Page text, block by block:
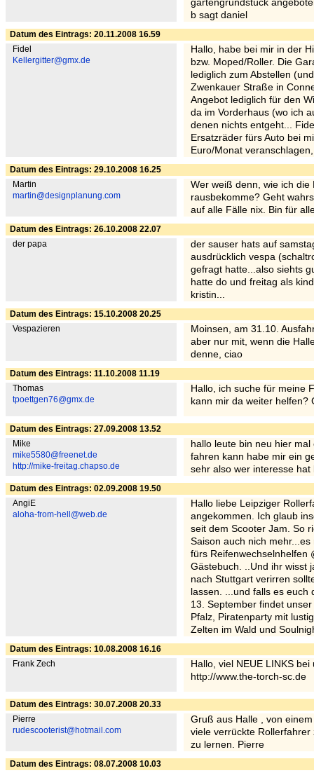
gartengrundstück
b sagt daniel
Datum des Eintrags: 20.11.2008 16.59
Fidel
Kellergitter@gmx.de
Hallo, habe bei mir in der
bzw. Moped/Roller. Die
lediglich zum Abstellen
Zwenkauer Straße in
Angebot lediglich für den
da im Vorderhaus (wo ich
denen nichts entgeht...
Ersatzräder fürs Auto bei
Euro/Monat
Datum des Eintrags: 29.10.2008 16.25
Martin
martin@designplanung.com
Wer weiß denn, wie ich
rausbekomme? Geht
auf alle Fälle nix. Bin für
Datum des Eintrags: 26.10.2008 22.07
der papa
der sauser hats auf
ausdrücklich vespa
gefragt hatte...also siehts
hatte do und freitag als
kristin...
Datum des Eintrags: 15.10.2008 20.25
Vespazieren
Moinsen, am 31.10.
aber nur mit, wenn die
denne, ciao
Datum des Eintrags: 11.10.2008 11.19
Thomas
tpoettgen76@gmx.de
Hallo, ich suche für meine
kann mir da weiter helfen?
Datum des Eintrags: 27.09.2008 13.52
Mike
mike5580@freenet.de
http://mike-freitag.chapso.de
hallo leute bin neu hier
fahren kann habe mir ein
sehr also wer interesse hat
Datum des Eintrags: 02.09.2008 19.50
AngiE
aloha-from-hell@web.de
Hallo liebe Leipziger
angekommen. Ich glaub
seit dem Scooter Jam. So
Saison auch nich
fürs Reifenwechselnhelfen
Gästebuch. ..Und ihr wisst
nach Stuttgart verirren
lassen. ...und falls es
13. September findet
Pfalz, Piratenparty mit
Zelten im Wald und
Datum des Eintrags: 10.08.2008 16.16
Frank Zech
Hallo, viel NEUE LINKS
http://www.the-torch-sc.de
Datum des Eintrags: 30.07.2008 20.33
Pierre
rudescooterist@hotmail.com
Gruß aus Halle , von
viele verrückte
zu lernen. Pierre
Datum des Eintrags: 08.07.2008 10.03